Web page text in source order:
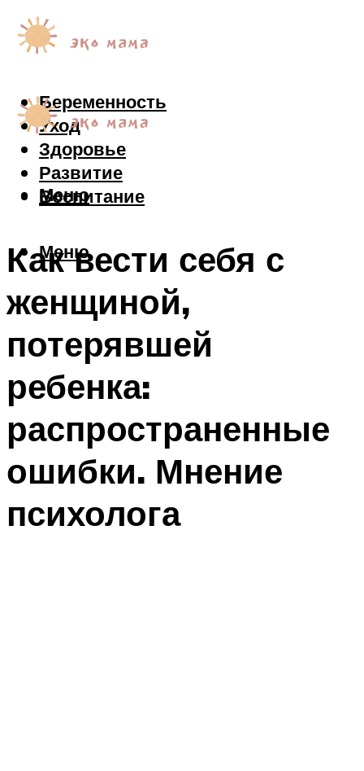
Беременность
Уход
Здоровье
Развитие
Воспитание
Меню
Меню
Как вести себя с
женщиной,
потерявшей
ребенка:
распространенные
ошибки. Мнение
психолога